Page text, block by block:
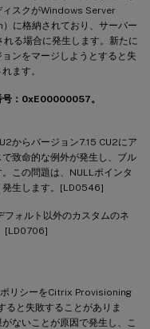
ィスクがWindows Server
に格納されており、サーバー
る場合に発生します。新たに
ンをマージしようとすると失
ます。
号：0xE00000057。
からバージョン7.15 CU2にア
致命的な例外が発生し、ブル
この問題は、NULLポインタ
発生します。[LD0546]
フォルト以外のカスタムのネ
[LD0706]
ポリシーをCitrix Provisioning
と失敗することがありま
ないことが原因で発生し、こ